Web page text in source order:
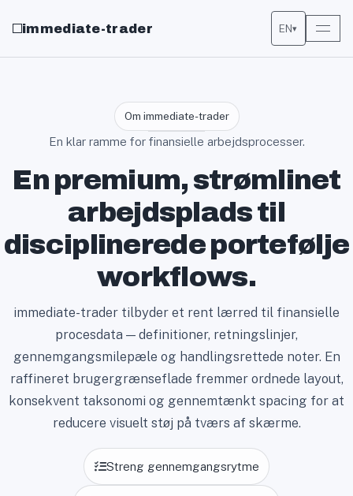
immediate-trader EN▾
Om immediate-trader
En klar ramme for finansielle arbejdsprocesser.
En premium, strømlinet
arbejdsplads til
disciplinerede portefølje
workflows.
immediate-trader tilbyder et rent lærred til finansielle
procesdata — definitioner, retningslinjer,
gennemgangsmilepæle og handlingsrettede noter. En
raffineret brugergrænseflade fremmer ordnede layout,
konsekvent taksonomi og gennemtænkt spacing for at
reducere visuelt støj på tværs af skærme.
Streng gennemgangsrytme